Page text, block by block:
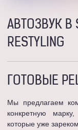
АВТОЗВУК В
RESTYLING
ГОТОВЫЕ
Мы предлагаем
конкретную
которые уже